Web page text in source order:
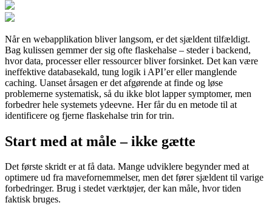
Når en webapplikation bliver langsom, er det sjældent tilfældigt.
Bag kulissen gemmer der sig ofte flaskehalse – steder i backend,
hvor data, processer eller ressourcer bliver forsinket. Det kan være
ineffektive databasekald, tung logik i API’er eller manglende
caching. Uanset årsagen er det afgørende at finde og løse
problemerne systematisk, så du ikke blot lapper symptomer, men
forbedrer hele systemets ydeevne. Her får du en metode til at
identificere og fjerne flaskehalse trin for trin.
Start med at måle – ikke gætte
Det første skridt er at få data. Mange udviklere begynder med at
optimere ud fra mavefornemmelser, men det fører sjældent til varige
forbedringer. Brug i stedet værktøjer, der kan måle, hvor tiden
faktisk bruges.